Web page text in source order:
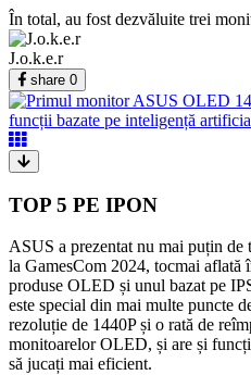
În total, au fost dezvăluite trei
J.o.k.e.r
share 0
TOP 5 PE IPON
ASUS a prezentat nu mai puțin
la GamesCom 2024, tocmai aflată
produse OLED și unul bazat pe
este special din mai multe puncte
rezoluție de 1440P și o rată de
monitoarelor OLED, și are și
să jucați mai eficient.